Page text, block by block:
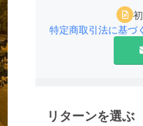
特定商取引法に基づ
リターンを選ぶ